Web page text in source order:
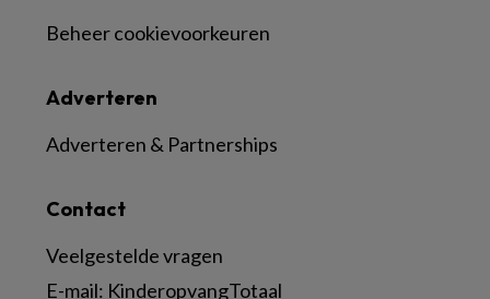
Contact
Veelgestelde vragen
E-mail: KinderopvangTotaal
Adverteren
Adverteren & Partnerships
Beheer cookievoorkeuren